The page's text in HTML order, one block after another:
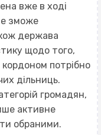
вже в ході
зможе
держава
щодо того,
кордоном потрібно
дільниць.
громадян,
активне
обраними.